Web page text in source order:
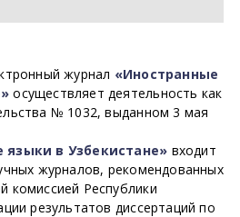
журнал «Иностранные
осуществляет деятельность как
№ 1032, выданном 3 мая
языки в Узбекистане» входит
журналов, рекомендованных
комиссией Республики
результатов диссертаций по